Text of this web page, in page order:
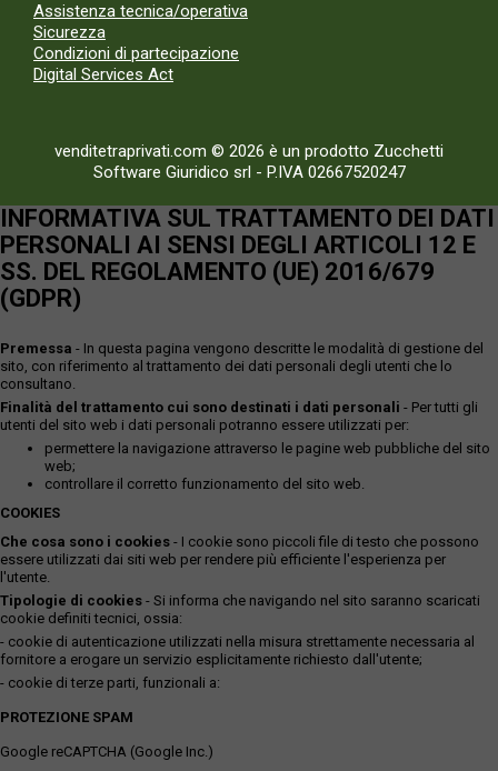
Assistenza tecnica/operativa
Sicurezza
Condizioni di partecipazione
Digital Services Act
venditetraprivati.com © 2026 è un prodotto Zucchetti
Software Giuridico srl - P.IVA 02667520247
INFORMATIVA SUL TRATTAMENTO DEI DATI
PERSONALI AI SENSI DEGLI ARTICOLI 12 E
SS. DEL REGOLAMENTO (UE) 2016/679
(GDPR)
Premessa - In questa pagina vengono descritte le modalità di gestione del
sito, con riferimento al trattamento dei dati personali degli utenti che lo
consultano.
Finalità del trattamento cui sono destinati i dati personali - Per tutti gli
utenti del sito web i dati personali potranno essere utilizzati per:
permettere la navigazione attraverso le pagine web pubbliche del sito
web;
controllare il corretto funzionamento del sito web.
COOKIES
Che cosa sono i cookies - I cookie sono piccoli file di testo che possono
essere utilizzati dai siti web per rendere più efficiente l'esperienza per
l'utente.
Tipologie di cookies - Si informa che navigando nel sito saranno scaricati
cookie definiti tecnici, ossia:
- cookie di autenticazione utilizzati nella misura strettamente necessaria al
fornitore a erogare un servizio esplicitamente richiesto dall'utente;
- cookie di terze parti, funzionali a:
PROTEZIONE SPAM
Google reCAPTCHA (Google Inc.)